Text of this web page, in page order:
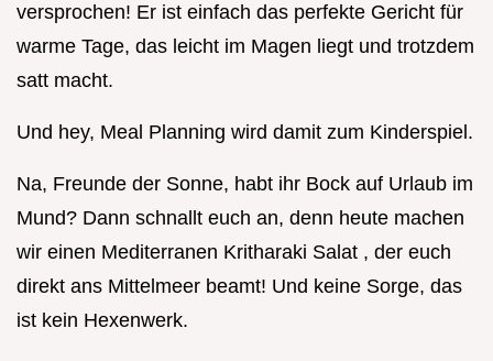
versprochen! Er ist einfach das perfekte Gericht für
warme Tage, das leicht im Magen liegt und trotzdem
satt macht.
Und hey, Meal Planning wird damit zum Kinderspiel.
Na, Freunde der Sonne, habt ihr Bock auf Urlaub im
Mund? Dann schnallt euch an, denn heute machen
wir einen Mediterranen Kritharaki Salat , der euch
direkt ans Mittelmeer beamt! Und keine Sorge, das
ist kein Hexenwerk.